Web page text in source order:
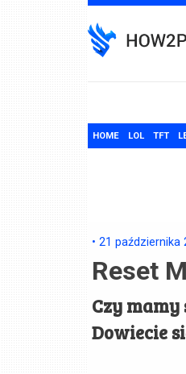
to
content
HOME LOL TFT
• 21 października
Reset
Czy mamy
Dowiecie